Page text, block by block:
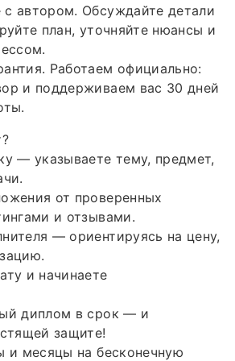
автором. Обсуждайте детали
план, уточняйте нюансы и
Работаем официально:
и поддерживаем вас 30 дней
— указываете тему, предмет,
от проверенных
и отзывами.
— ориентируясь на цену,
и начинаете
диплом в срок — и
защите!
и месяцы на бесконечную